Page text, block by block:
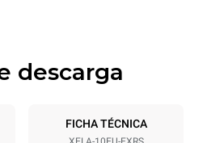
de la bandeja
600x400
descarga
FICHA TÉCNICA